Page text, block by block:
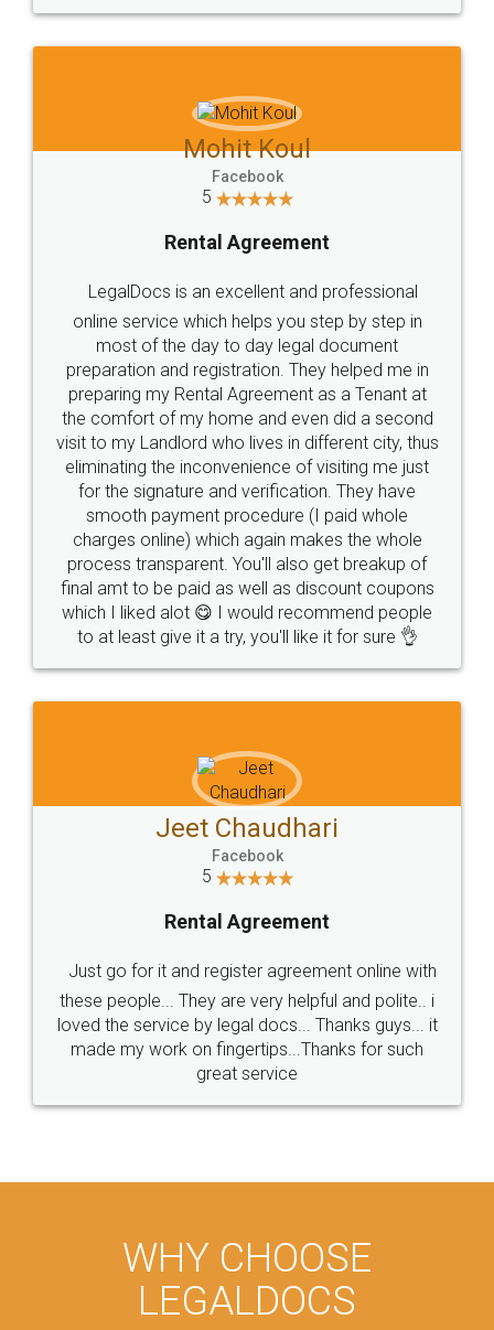
Mohit Koul
Facebook
5
Rental Agreement
LegalDocs is an excellent and professional
online service which helps you step by step in
most of the day to day legal document
preparation and registration. They helped me in
preparing my Rental Agreement as a Tenant at
the comfort of my home and even did a second
visit to my Landlord who lives in different city, thus
eliminating the inconvenience of visiting me just
for the signature and verification. They have
smooth payment procedure (I paid whole
charges online) which again makes the whole
process transparent. You'll also get breakup of
final amt to be paid as well as discount coupons
which I liked alot 😋 I would recommend people
to at least give it a try, you'll like it for sure 👌
Jeet Chaudhari
Facebook
5
Rental Agreement
Just go for it and register agreement online with
these people... They are very helpful and polite.. i
loved the service by legal docs... Thanks guys... it
made my work on fingertips...Thanks for such
great service
WHY CHOOSE
LEGALDOCS